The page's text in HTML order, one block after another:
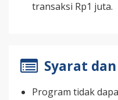
transaksi Rp1 juta.
Syarat
Program tidak